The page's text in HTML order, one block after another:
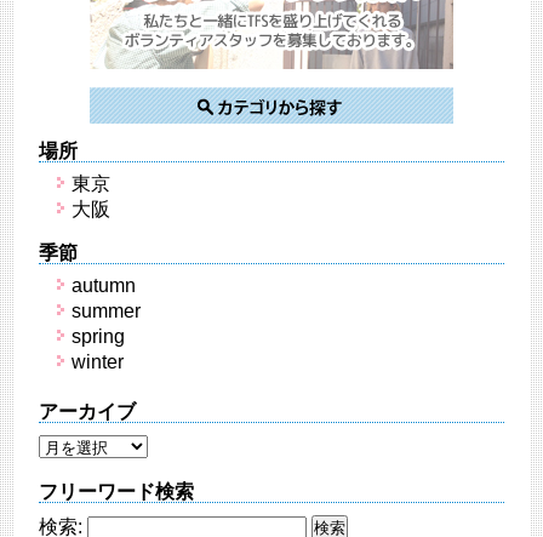
場所
東京
大阪
季節
autumn
summer
spring
winter
アーカイブ
フリーワード検索
検索: